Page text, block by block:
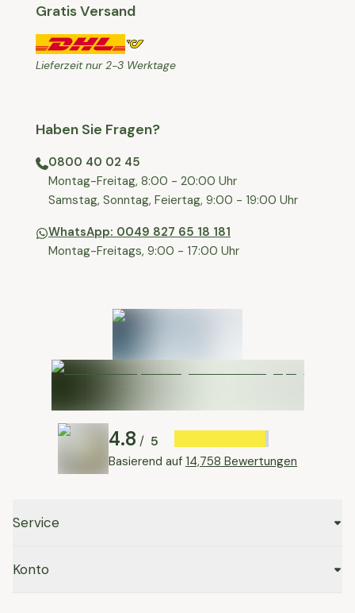
Gratis Versand
Lieferzeit nur 2-3 Werktage
Haben Sie Fragen?
0800 40 02 45
⁠Montag-Freitag, 8:00 - 20:00 Uhr
⁠Samstag, Sonntag, Feiertag, 9:00 - 19:00 Uhr
WhatsApp: 0049 827 65 18 181
Montag-Freitags, 9:00 - 17:00 Uhr
4.8 / 5
Basierend auf 14,758 Bewertungen
Service
Konto